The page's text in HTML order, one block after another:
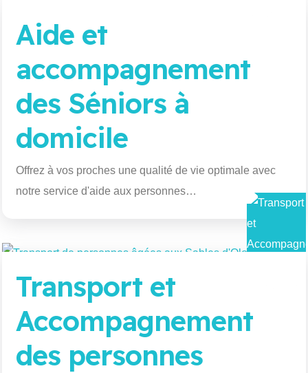
Aide et
accompagnement
des Séniors à
domicile
Offrez à vos proches une qualité de vie optimale avec
notre service d'aide aux personnes…
Transport et
Accompagnement
des personnes